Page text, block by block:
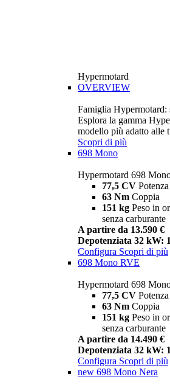
Hypermotard
OVERVIEW
Famiglia Hypermotard:
Esplora la gamma
modello più adatto alle
Scopri di più
698 Mono
Hypermotard 698
77,5 CV Potenza
63 Nm Coppia
151 kg Peso in
senza carburante
A partire da 13.590 €
Depotenziata 32 kW:
Configura Scopri di più
698 Mono RVE
Hypermotard 698
77,5 CV Potenza
63 Nm Coppia
151 kg Peso in
senza carburante
A partire da 14.490 €
Depotenziata 32 kW:
Configura Scopri di più
new 698 Mono Nera